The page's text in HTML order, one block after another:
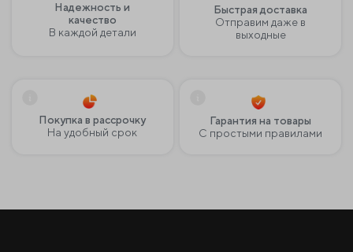
Надежность и
качество
В каждой детали
Быстрая доставка
Отправим даже в
выходные
Покупка в рассрочку
На удобный срок
Гарантия на товары
С простыми правилами